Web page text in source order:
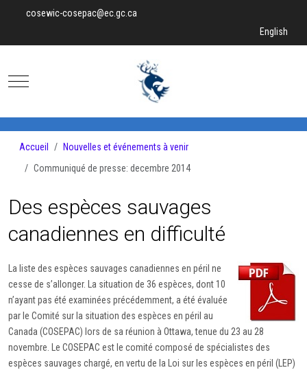
cosewic-cosepac@ec.gc.ca
Sélectionnez
English
Mobile Menu Toggle
Accueil
Nouvelles et événements à venir
Communiqué de presse: decembre 2014
Des espèces sauvages
canadiennes en difficulté
La liste des espèces sauvages canadiennes en péril ne
cesse de s’allonger. La situation de 36 espèces, dont 10
n’ayant pas été examinées précédemment, a été évaluée
par le Comité sur la situation des espèces en péril au
Canada (COSEPAC) lors de sa réunion à Ottawa, tenue du 23 au 28
novembre. Le COSEPAC est le comité composé de spécialistes des
espèces sauvages chargé, en vertu de la Loi sur les espèces en péril (LEP)